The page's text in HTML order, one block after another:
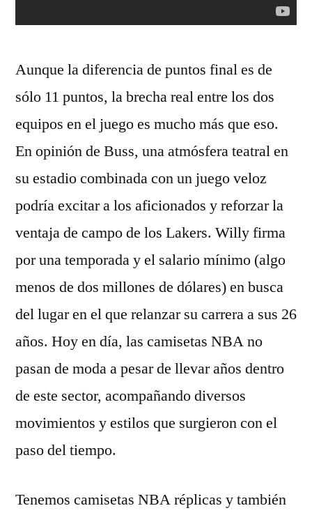
Aunque la diferencia de puntos final es de
sólo 11 puntos, la brecha real entre los dos
equipos en el juego es mucho más que eso.
En opinión de Buss, una atmósfera teatral en
su estadio combinada con un juego veloz
podría excitar a los aficionados y reforzar la
ventaja de campo de los Lakers. Willy firma
por una temporada y el salario mínimo (algo
menos de dos millones de dólares) en busca
del lugar en el que relanzar su carrera a sus 26
años. Hoy en día, las camisetas NBA no
pasan de moda a pesar de llevar años dentro
de este sector, acompañando diversos
movimientos y estilos que surgieron con el
paso del tiempo.
Tenemos camisetas NBA réplicas y también